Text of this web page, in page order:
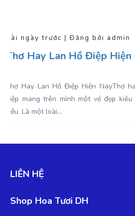
Vài ngày trước | Đăng bởi admin
Thơ Hay Lan Hồ Điệp Hiện
Thơ Hay Lan Hồ Điệp Hiện NayThơ
điệp mang trên mình một vẻ đẹp
kiều. Là một loài...
LIÊN HỆ
Shop Hoa Tươi DH